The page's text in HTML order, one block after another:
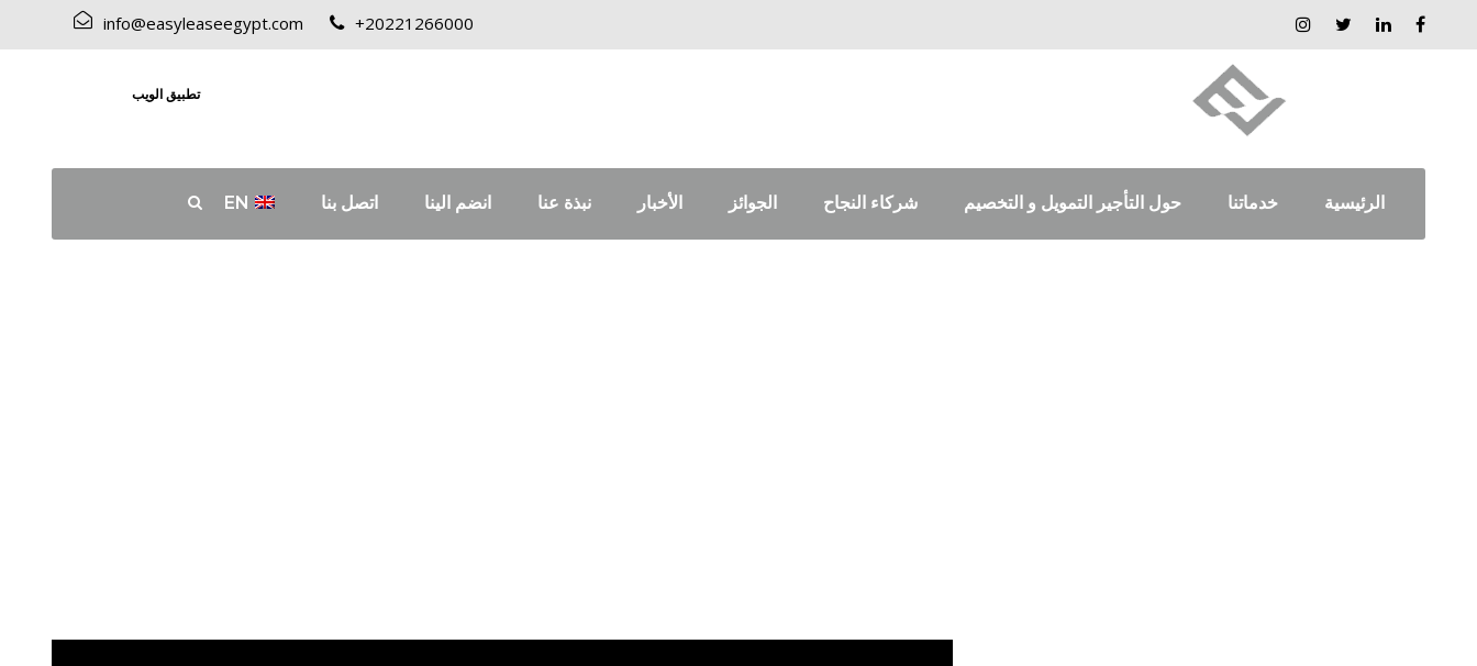
info@easyleaseegypt.com +20221266000
تطبيق الويب
الرئيسية خدماتنا حول التأجير التمويل و التخصيم شركاء النجاح الجوائز الأخبار نبذة عنا انضم الينا اتصل بنا EN